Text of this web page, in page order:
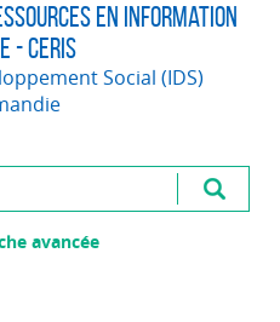
en Information
- CERIS
Social (IDS)
avancée